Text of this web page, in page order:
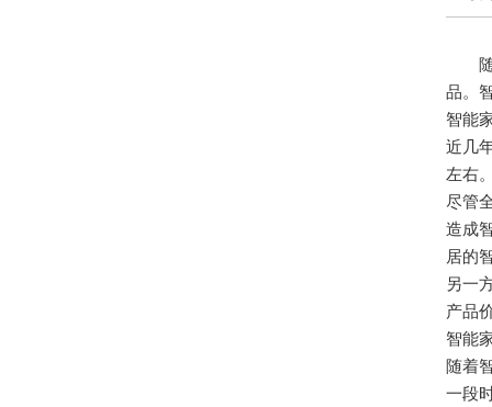
品。
智能
近几
左右
尽管
造成
居的
另一
产品
智能
随着
一段